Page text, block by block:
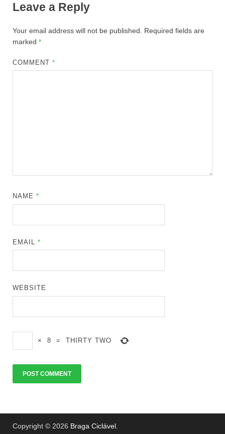
Leave a Reply
Your email address will not be published.
Required fields are
marked *
COMMENT*
NAME*
EMAIL*
WEBSITE
× 8 = THIRTY TWO
Copyright © 2026 Braga Ciclável